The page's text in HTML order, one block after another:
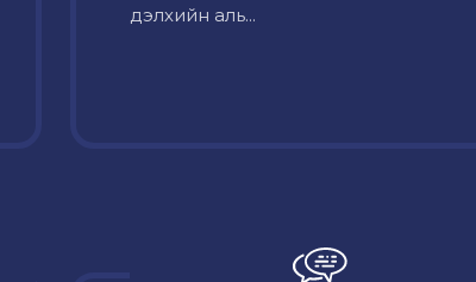
дэлхийн аль...